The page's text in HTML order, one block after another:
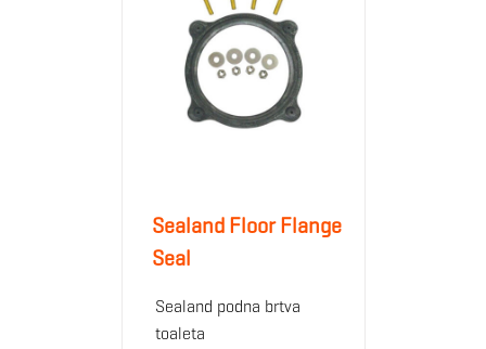
Sealand Floor Flange
Seal
Sealand podna brtva
toaleta